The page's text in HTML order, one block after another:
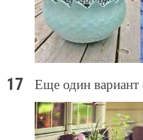
Еще один вариант